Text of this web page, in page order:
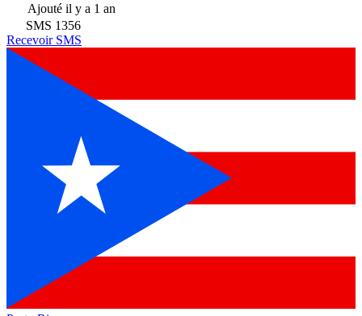
Ajouté il y a 1 an
SMS 1356
Recevoir SMS